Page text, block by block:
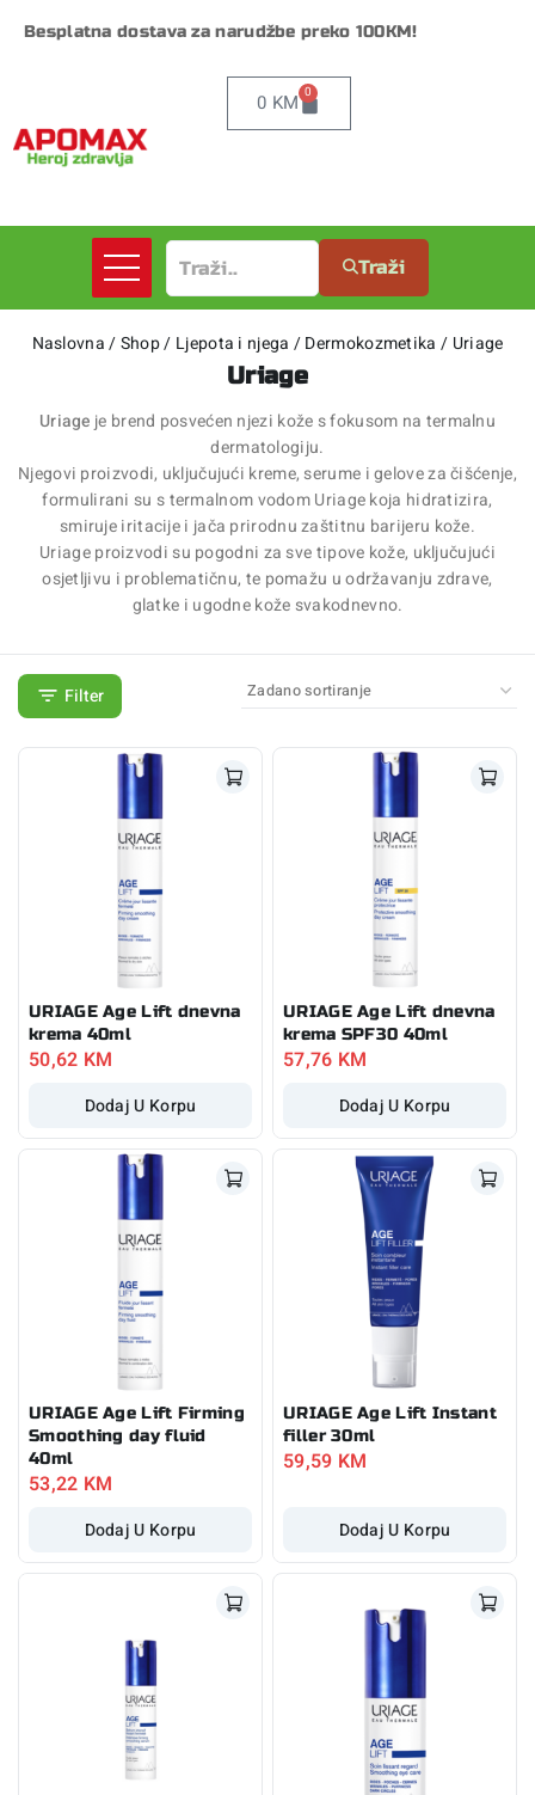
Besplatna dostava za narudžbe preko 100KM!
0 KM 0
Traži
Naslovna /Shop/ Ljepota i njega /Dermokozmetika / Uriage
Uriage
Uriage je brend posvećen njezi kože s fokusom na termalnu
dermatologiju.
Njegovi proizvodi, uključujući kreme, serume i gelove za čišćenje,
formulirani su s termalnom vodom Uriage koja hidratizira,
smiruje iritacije i jača prirodnu zaštitnu barijeru kože.
Uriage proizvodi su pogodni za sve tipove kože, uključujući
osjetljivu i problematičnu, te pomažu u održavanju zdrave,
glatke i ugodne kože svakodnevno.
Filter
URIAGE Age Lift dnevna
krema 40ml
50,62 KM
Dodaj U Korpu
URIAGE Age Lift dnevna
krema SPF30 40ml
57,76 KM
Dodaj U Korpu
URIAGE Age Lift Firming
Smoothing day fluid
40ml
53,22 KM
Dodaj U Korpu
URIAGE Age Lift Instant
filler 30ml
59,59 KM
Dodaj U Korpu